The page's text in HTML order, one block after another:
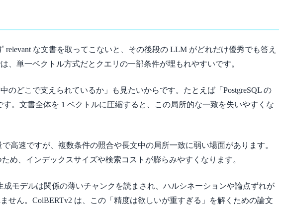
な文書を取ってこないと、その後段の LLM がどれだけ優秀でも答え
単一ベクトル方式だとクエリの一部条件が埋もれやすいです。
どこで支えられているか」も見たいからです。たとえば「PostgreSQL の
。文書全体を 1 ベクトルに圧縮すると、この局所的な一致を失いやすくな
高速ですが、複数条件の照合や長文中の局所一致に弱い場面があります。
め、インデックスサイズや検索コストが膨らみやすくなります。
モデルは関係の薄いチャンクを読まされ、ハルシネーションや論点ずれが
ん。ColBERTv2 は、この「精度は欲しいが重すぎる」を解くための論文